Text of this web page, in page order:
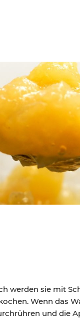
werden sie mit
Wenn das
und die